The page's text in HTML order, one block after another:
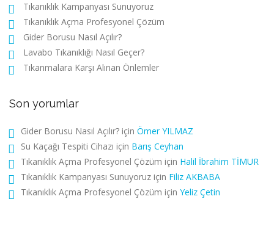
Tıkanıklık Kampanyası Sunuyoruz
Tıkanıklık Açma Profesyonel Çözüm
Gider Borusu Nasıl Açılır?
Lavabo Tıkanıklığı Nasıl Geçer?
Tıkanmalara Karşı Alınan Önlemler
Son yorumlar
Gider Borusu Nasıl Açılır?için Ömer YILMAZ
Su Kaçağı Tespiti Cihazı için Barış Ceyhan
Tıkanıklık Açma Profesyonel Çözüm için Halil İbrahim TİMUR
Tıkanıklık Kampanyası Sunuyoruziçin Filiz AKBABA
Tıkanıklık Açma Profesyonel Çözüm için Yeliz Çetin